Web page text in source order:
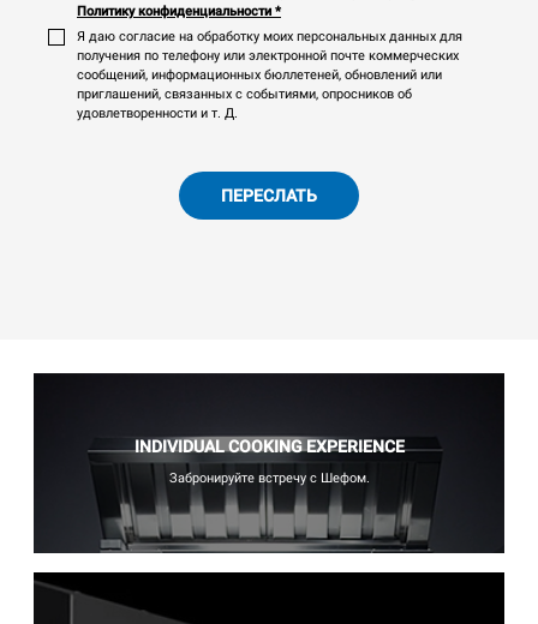
Политику конфиденциальности *
Я даю согласие на обработку моих персональных данных для
получения по телефону или электронной почте коммерческих
сообщений, информационных бюллетеней, обновлений или
приглашений, связанных с событиями, опросников об
удовлетворенности и т. Д.
ПЕРЕСЛАТЬ
INDIVIDUAL COOKING EXPERIENCE
Забронируйте встречу с Шефом.